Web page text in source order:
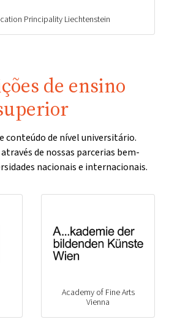
Principality Liechtenstein
de ensino
conteúdo de nível universitário.
de nossas parcerias bem-
nacionais e internacionais.
Academy of Fine Arts
Vienna